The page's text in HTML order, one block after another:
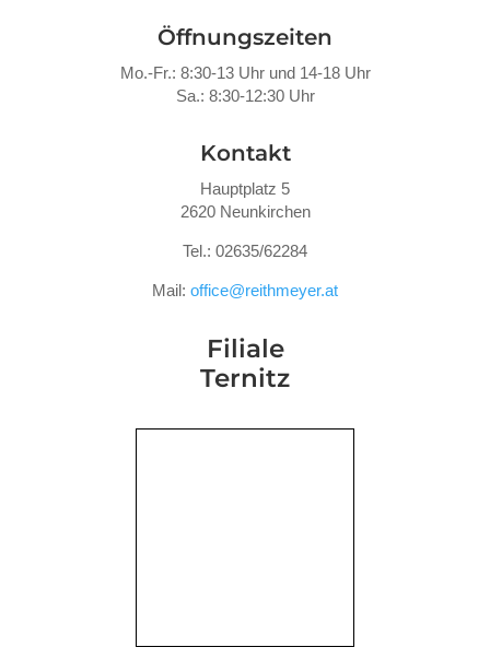
Öffnungszeiten
Mo.-Fr.: 8:30-13 Uhr und 14-18 Uhr
Sa.: 8:30-12:30 Uhr
Kontakt
Hauptplatz 5
2620 Neunkirchen
Tel.: 02635/62284
Mail: office@reithmeyer.at
Filiale
Ternitz